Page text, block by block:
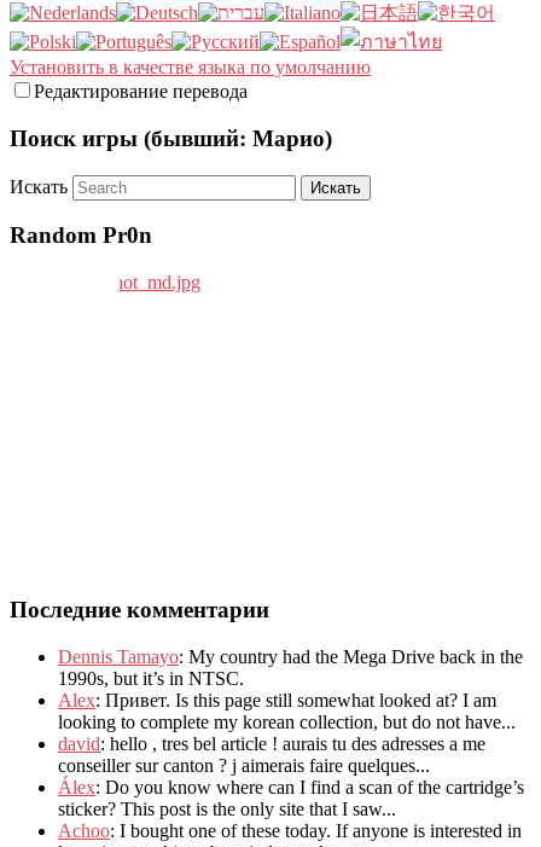
Установить в качестве языка по умолчанию
Редактирование перевода
Поиск игры (бывший: Марио)
Искать
Random Pr0n
Последние комментарии
Dennis Tamayo: My country had the Mega Drive back in the
1990s, but it’s in NTSC.
Alex: Привет. Is this page still somewhat looked at? I am
looking to complete my korean collection, but do not have...
david: hello , tres bel article ! aurais tu des adresses a me
conseiller sur canton ? j aimerais faire quelques...
Álex: Do you know where can I find a scan of the cartridge’s
sticker? This post is the only site that I saw...
Achoo: I bought one of these today. If anyone is interested in